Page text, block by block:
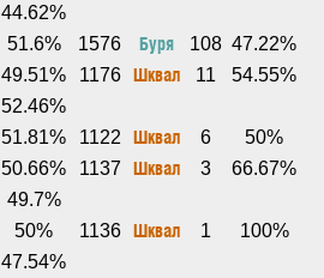
44.62%
51.6% 1576 Буря 108 47.22%
49.51% 1176 Шквал 11 54.55%
52.46%
51.81% 1122 Шквал 6 50%
50.66% 1137 Шквал 3 66.67%
49.7%
50% 1136 Шквал 1 100%
47.54%